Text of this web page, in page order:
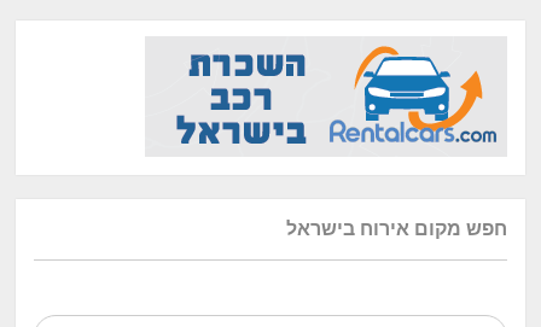
חפש מקום אירוח בישראל